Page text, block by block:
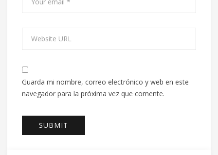
Guarda mi nombre, correo electrónico y web en este
navegador para la próxima vez que comente.